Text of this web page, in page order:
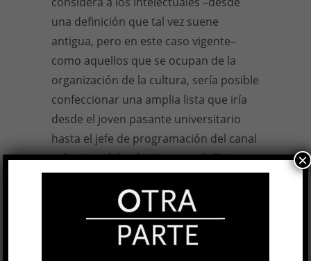
una definición que tal vez suene
antigua, pero en este caso vigente–
como aquellos que se ocupan de la
organización de la cultura, sería posible
confeccionar una amplia lista que iría
desde el joven pasante universitario
hasta el jefe de programación del canal
más visto del país. Visto que la TV es un
influyente producto de la cultura, está
claro por qué necesita a los
intelectuales y por qué los devora, por
qué los hace propios al costo de
×